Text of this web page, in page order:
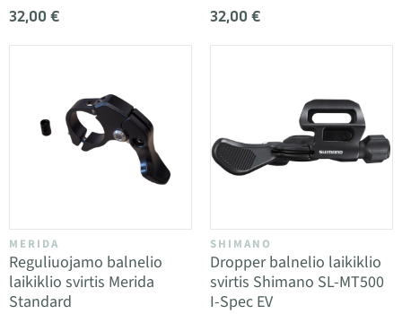
32,00 € 32,00 €
MERIDA
Reguliuojamo balnelio
laikiklio svirtis Merida
Standard
SHIMANO
Dropper balnelio laikiklio
svirtis Shimano SL-MT500
I-Spec EV